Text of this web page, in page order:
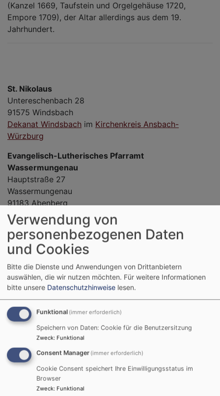
(Kanzel 1669, Taufstein und Orgelgehäuse 1720,
Empore 1709), der Altar allerdings aus dem 19.
Jahrhundert.
St. Nikolaus
Untereschenbach 28
91575 Windsbach
Dekanat Windsbach im Kirchenkreis Ansbach-
Würzburg
Evangelisch-Lutherisches Pfarramt
Wassermungenau
Hauptstraße 27
Wassermungenau
91183 Abenberg
Tel. 09873 255
Webseite
Unsere Filialkirche St. Nikolaus ist tagsüber immer
geöffnet.
Benachbarte Markgrafenkirchen
Windsbach - St. Margareta
Verwendung von
personenbezogenen Daten
und Cookies
Bitte die Dienste und Anwendungen von Drittanbietern
auswählen, die wir nutzen möchten. Für weitere Informationen
bitte unsere Datenschutzhinweise lesen.
Funktional (immer erforderlich)
Speichern von Daten: Cookie für die Benutzersitzung
Zweck: Funktional
Consent Manager (immer erforderlich)
Cookie Consent speichert Ihre Einwilligungsstatus im
Browser
Zweck: Funktional